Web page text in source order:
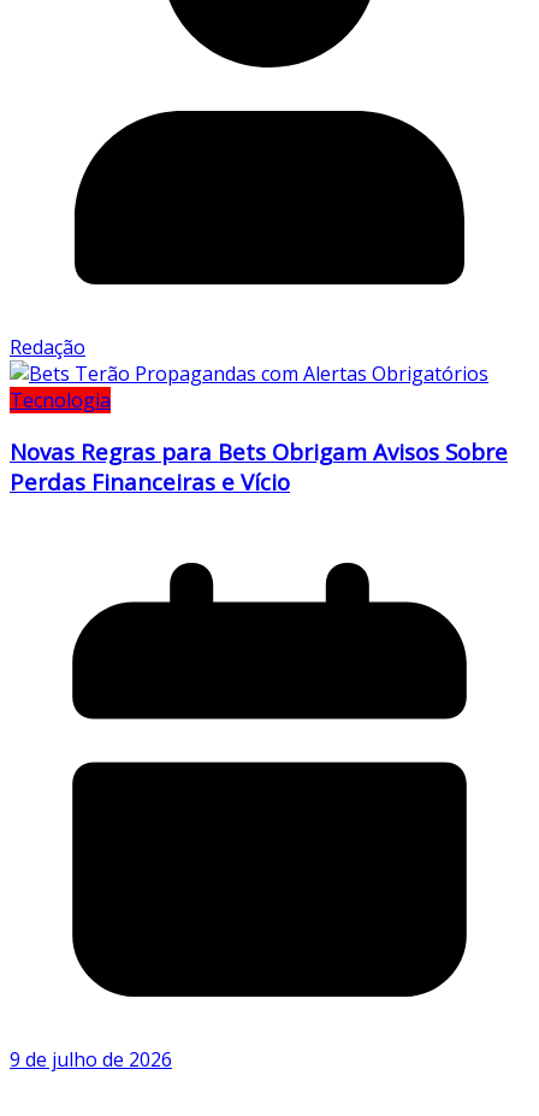
Redação
Tecnologia
Novas Regras para Bets Obrigam Avisos Sobre
Perdas Financeiras e Vício
9 de julho de 2026